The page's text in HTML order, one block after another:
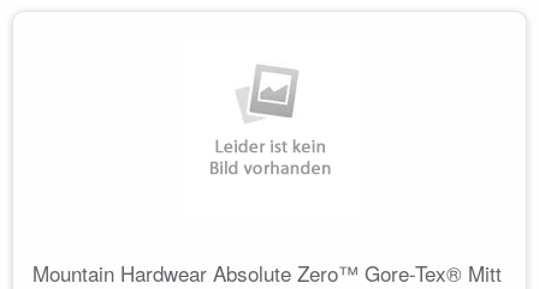
Mountain Hardwear Absolute Zero™ Gore-Tex® Mitt